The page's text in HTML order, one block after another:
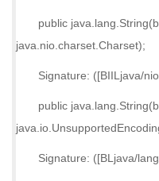
public
java.nio.charset.Charset);
Signature: ([BIILjava/
public
Signature: ([BLjava/